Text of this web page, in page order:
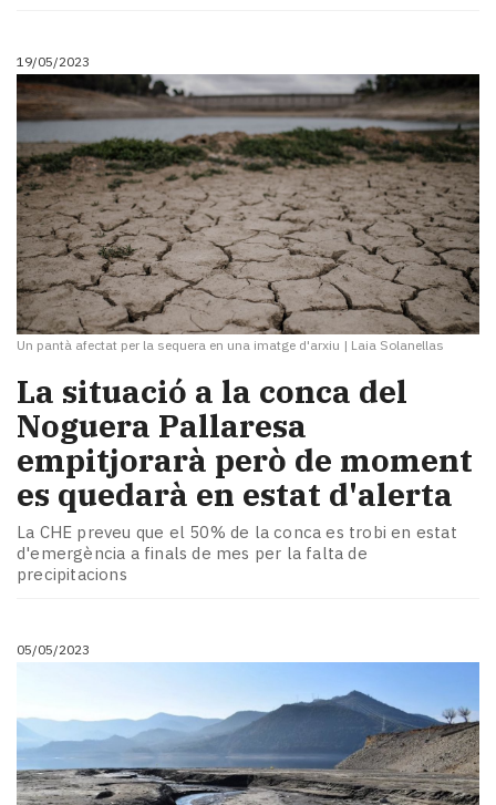
19/05/2023
Un pantà afectat per la sequera en una imatge d'arxiu | Laia Solanellas
La situació a la conca del
Noguera Pallaresa
empitjorarà però de moment
es quedarà en estat d'alerta
La CHE preveu que el 50% de la conca es trobi en estat
d'emergència a finals de mes per la falta de
precipitacions
05/05/2023